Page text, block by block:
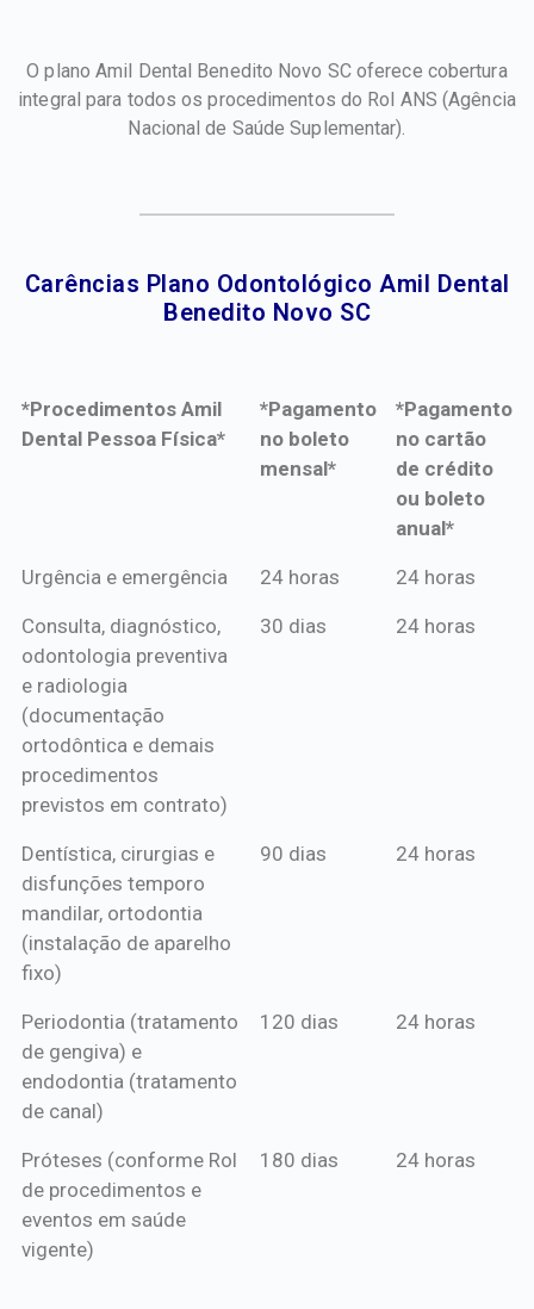
O plano Amil Dental Benedito Novo SC oferece cobertura
integral para todos os procedimentos do Rol ANS (Agência
Nacional de Saúde Suplementar).
Carências Plano Odontológico Amil Dental
Benedito Novo SC​
*Procedimentos Amil
Dental Pessoa Física*
*Pagamento
no boleto
mensal*
*Pagamento
no cartão
de crédito
ou boleto
anual*
*Procedimentos Amil
*Pagamento
mensal*
*Pagamento
de crédito
Urgência e emergência 24 horas 24 horas
Consulta, diagnóstico,
odontologia preventiva
e radiologia
(documentação
ortodôntica e demais
procedimentos
previstos em contrato)
30 dias 24 horas
Dentística, cirurgias e
disfunções temporo
mandilar, ortodontia
(instalação de aparelho
fixo)
90 dias 24 horas
Periodontia (tratamento
de gengiva) e
endodontia (tratamento
de canal)
120 dias 24 horas
Próteses (conforme Rol
de procedimentos e
eventos em saúde
vigente)
180 dias 24 horas